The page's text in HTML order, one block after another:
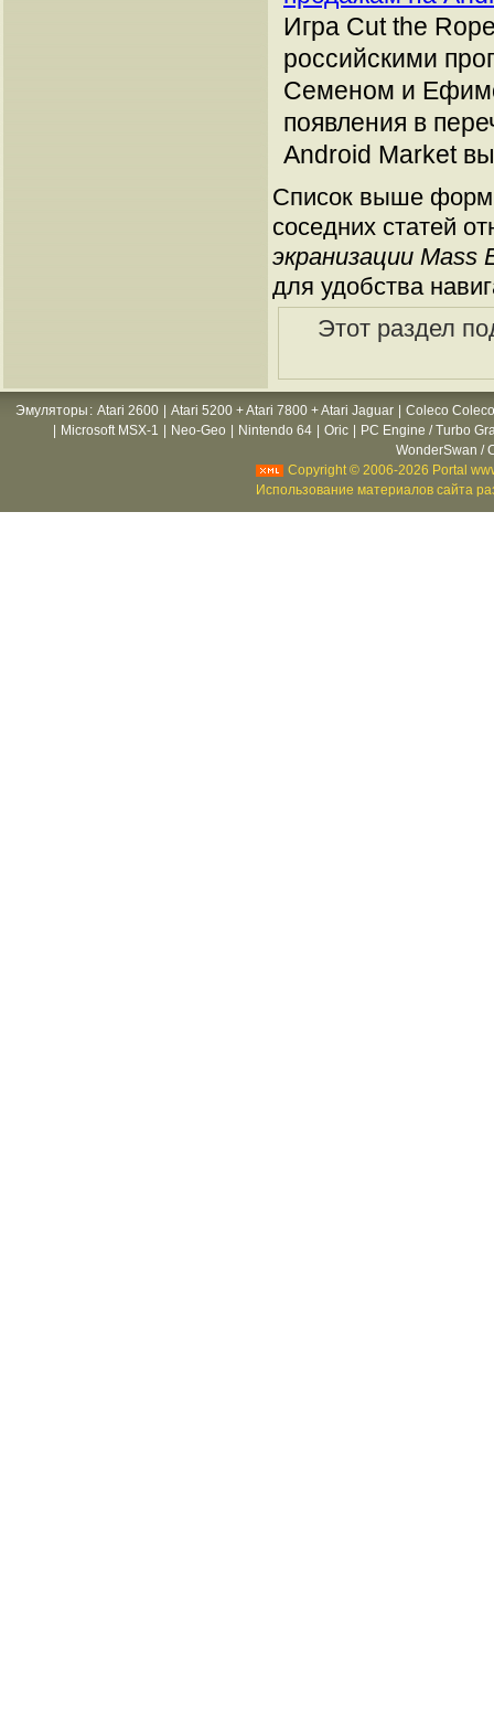
Игра Cut the
российскими
Семеном и
появления в
Android Market
Список выше
соседних статей
экранизации Mass
для удобства
Этот раздел
Эмуляторы : Atari 2600 Atari 5200 + Atari 7800 + Atari Jaguar
Coleco
Microsoft MSX-1 Neo-Geo Nintendo 64 Oric
PC Engine / Turbo
WonderSwan /
Copyright © 2006-2026 Portal
Использование материалов сайта